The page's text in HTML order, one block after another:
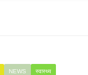
NEWS स्वास्थ्य